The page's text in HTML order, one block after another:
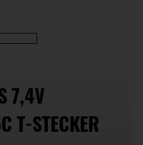
7,4V
T-STECKER